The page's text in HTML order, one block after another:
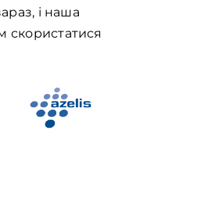
і наша
скористатися